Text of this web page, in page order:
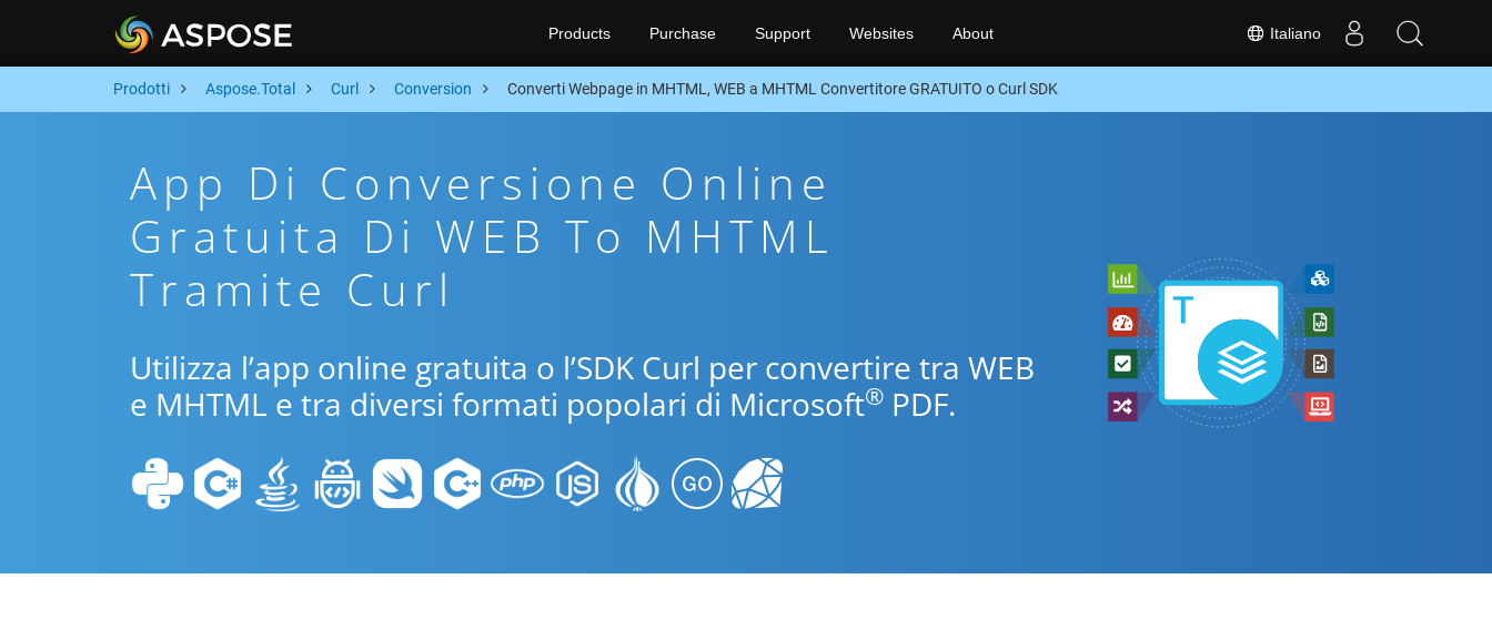
Italiano
Products Purchase Support Websites About
Prodotti Aspose.Total Curl Conversion Converti Webpage in MHTML, WEB a MHTML Convertitore GRATUITO o Curl SDK
App Di Conversione Online
Gratuita Di WEB To MHTML
Tramite Curl
Utilizza l’app online gratuita o l’SDK Curl per convertire tra WEB
e MHTML e tra diversi formati popolari di Microsoft® PDF.